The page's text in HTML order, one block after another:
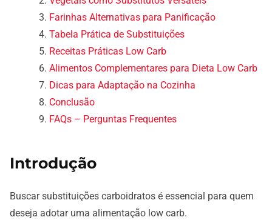
Farinhas Alternativas para Panificação
Tabela Prática de Substituições
Receitas Práticas Low Carb
Alimentos Complementares para Dieta Low Carb
Dicas para Adaptação na Cozinha
Conclusão
FAQs – Perguntas Frequentes
Introdução
Buscar substituições carboidratos é essencial para quem
deseja adotar uma alimentação low carb.